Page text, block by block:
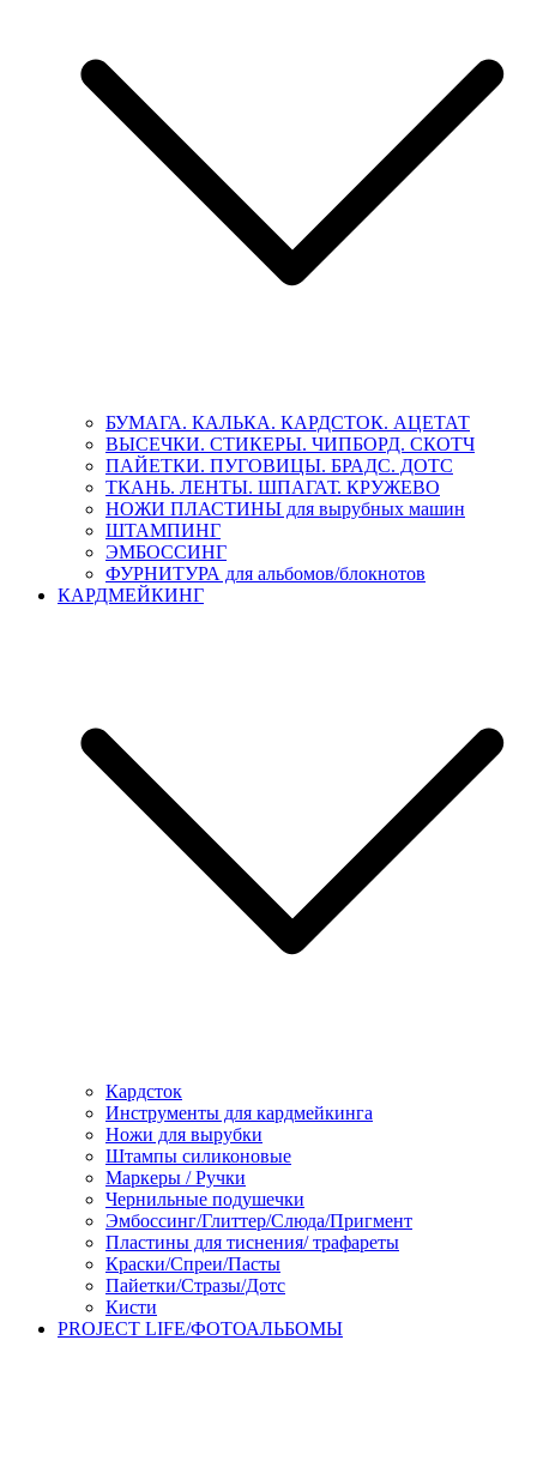
БУМАГА. КАЛЬКА. КАРДСТОК. АЦЕТАТ
ВЫСЕЧКИ. СТИКЕРЫ. ЧИПБОРД. СКОТЧ
ПАЙЕТКИ. ПУГОВИЦЫ. БРАДС. ДОТС
ТКАНЬ. ЛЕНТЫ. ШПАГАТ. КРУЖЕВО
НОЖИ ПЛАСТИНЫ для вырубных машин
ШТАМПИНГ
ЭМБОССИНГ
ФУРНИТУРА для альбомов/блокнотов
КАРДМЕЙКИНГ
Кардсток
Инструменты для кардмейкинга
Ножи для вырубки
Штампы силиконовые
Маркеры / Ручки
Чернильные подушечки
Эмбоссинг/Глиттер/Слюда/Пригмент
Пластины для тиснения/ трафареты
Краски/Спреи/Пасты
Пайетки/Стразы/Дотс
Кисти
PROJECT LIFE/ФОТОАЛЬБОМЫ